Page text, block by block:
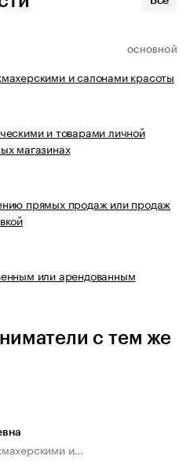
ОСНОВНОЙ
и салонами красоты
и товарами личной
магазинах
прямых продаж или продаж
или арендованным
с тем же
и...